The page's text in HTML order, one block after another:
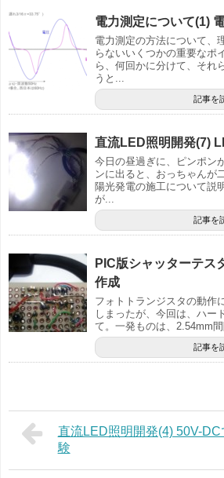
電力測定について(1)
電力測定の方法について、
らないいくつかの重要なポ
ら、何回かに分けて、それ
うと...
記事を
直流LED照明開発(7)
今日の昼過ぎに、ピンポン
ンに出ると、おっちゃんが
陽光発電の施工について説
が...
記事を
PIC版シャッターテ
作成
フォトトランジスタの動作
しまったが、今回は、ハー
て。一発ものは、2.54mm
記事を
直流LED照明開発(4) 50V-
験